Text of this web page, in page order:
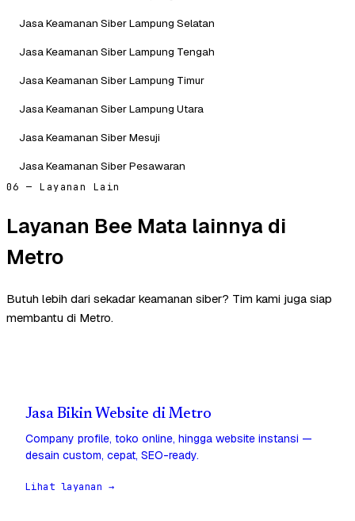
Jasa Keamanan Siber Lampung Selatan
Jasa Keamanan Siber Lampung Tengah
Jasa Keamanan Siber Lampung Timur
Jasa Keamanan Siber Lampung Utara
Jasa Keamanan Siber Mesuji
Jasa Keamanan Siber Pesawaran
06 — Layanan Lain
Layanan Bee Mata lainnya di
Metro
Butuh lebih dari sekadar keamanan siber? Tim kami juga siap
membantu di Metro.
Jasa Bikin Website di Metro
Company profile, toko online, hingga website instansi —
desain custom, cepat, SEO-ready.
Lihat layanan →